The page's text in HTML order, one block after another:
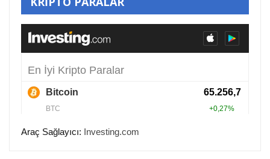
Araç Sağlayıcı: Investing.com